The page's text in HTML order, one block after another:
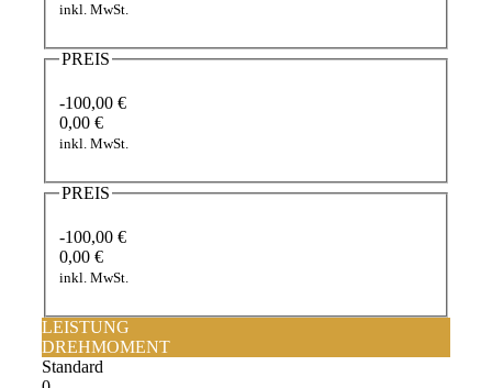
inkl. MwSt.
PREIS
-100,00 €
0,00 €
inkl. MwSt.
PREIS
-100,00 €
0,00 €
inkl. MwSt.
LEISTUNG
DREHMOMENT
Standard